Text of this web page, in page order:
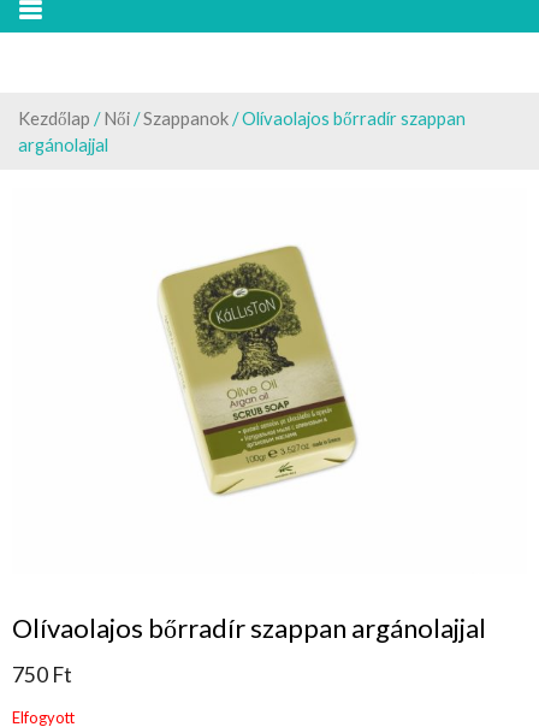
Kezdőlap /Női/Szappanok/ Olívaolajos bőrradír szappan
argánolajjal
Olívaolajos bőrradír szappan argánolajjal
750 Ft
Elfogyott